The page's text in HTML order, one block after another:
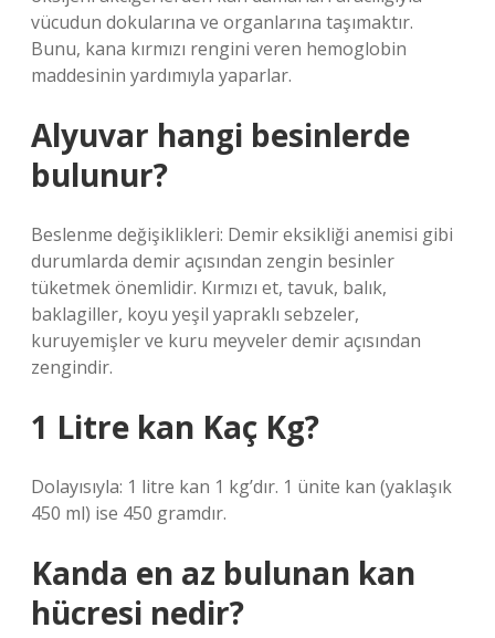
vücudun dokularına ve organlarına taşımaktır.
Bunu, kana kırmızı rengini veren hemoglobin
maddesinin yardımıyla yaparlar.
Alyuvar hangi besinlerde
bulunur?
Beslenme değişiklikleri: Demir eksikliği anemisi gibi
durumlarda demir açısından zengin besinler
tüketmek önemlidir. Kırmızı et, tavuk, balık,
baklagiller, koyu yeşil yapraklı sebzeler,
kuruyemişler ve kuru meyveler demir açısından
zengindir.
1 Litre kan Kaç Kg?
Dolayısıyla: 1 litre kan 1 kg’dır. 1 ünite kan (yaklaşık
450 ml) ise 450 gramdır.
Kanda en az bulunan kan
hücresi nedir?